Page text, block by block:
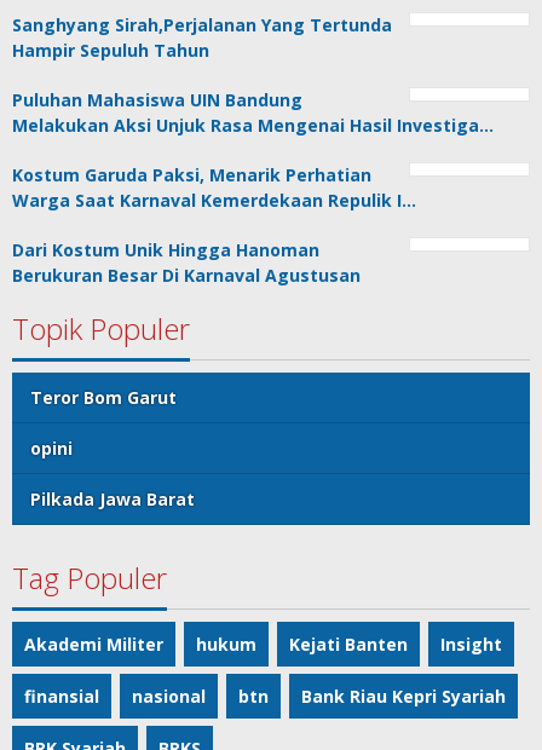
Sanghyang Sirah,Perjalanan Yang Tertunda
Hampir Sepuluh Tahun
Puluhan Mahasiswa UIN Bandung
Melakukan Aksi Unjuk Rasa Mengenai Hasil Investiga…
Kostum Garuda Paksi, Menarik Perhatian
Warga Saat Karnaval Kemerdekaan Repulik I…
Dari Kostum Unik Hingga Hanoman
Berukuran Besar Di Karnaval Agustusan
Topik Populer
Teror Bom Garut
opini
Pilkada Jawa Barat
Tag Populer
Akademi Militer hukum Kejati Banten Insight
finansial nasional btn Bank Riau Kepri Syariah